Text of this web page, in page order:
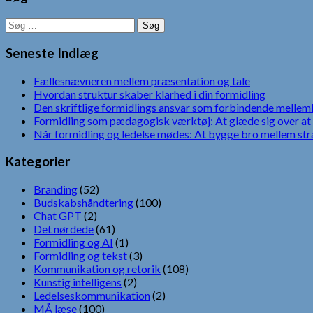
Søg
efter:
Seneste Indlæg
Fællesnævneren mellem præsentation og tale
Hvordan struktur skaber klarhed i din formidling
Den skriftlige formidlings ansvar som forbindende
Formidling som pædagogisk værktøj: At glæde sig over at
Når formidling og ledelse mødes: At bygge bro mellem
Kategorier
Branding(52)
Budskabshåndtering(100)
Chat GPT (2)
Det nørdede(61)
Formidling og AI (1)
Formidling og tekst(3)
Kommunikation og retorik (108)
Kunstig intelligens (2)
Ledelseskommunikation (2)
MÅ læse(100)